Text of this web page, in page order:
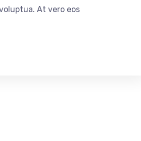
At vero eos